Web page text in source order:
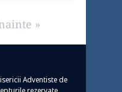
»
Adventiste de